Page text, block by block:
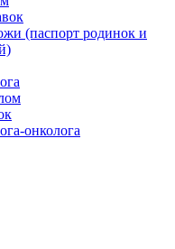
(паспорт родинок и
онколога